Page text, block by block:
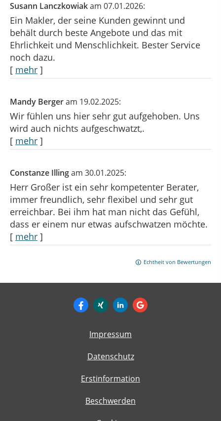
Susann Lanczkowiakam 07.01.2026:
Ein Makler, der seine Kunden gewinnt und
behält durch beste Angebote und das mit
Ehrlichkeit und Menschlichkeit. Bester Service
noch dazu.
[ mehr ]
Mandy Bergeram 19.02.2025:
Wir fühlen uns hier sehr gut aufgehoben. Uns
wird auch nichts aufgeschwatzt,.
[ mehr ]
Constanze Illingam 30.01.2025:
Herr Großer ist ein sehr kompetenter Berater,
immer freundlich, sehr flexibel und sehr gut
erreichbar. Bei ihm hat man nicht das Gefühl,
dass er einem nur etwas aufschwatzen möchte.
[ mehr ]
Echtheit von Bewertungen
Impressum
Datenschutz
Erstinformation
Beschwerden